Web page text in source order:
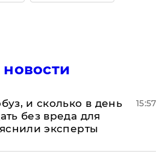
и сколько в день
без вреда для
эксперты
15:57